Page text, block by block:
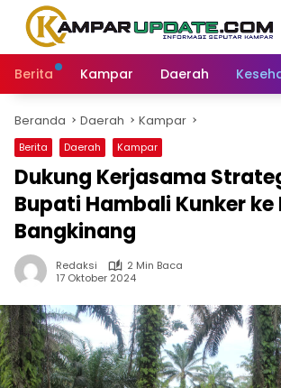
Langsung
konten
Berita
Kampar Daerah
Beranda Daerah Kampar
Berita Daerah Kampar
Dukung Kerjasama
Bupati Hambali Kunker ke
Bangkinang
Redaksi
2 Min Baca
17 Oktober 2024